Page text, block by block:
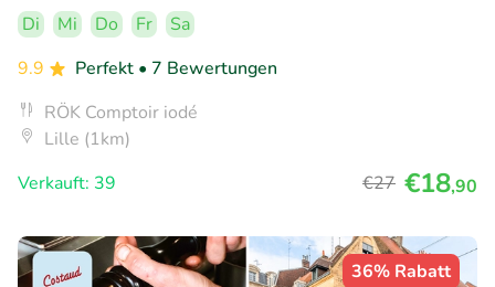
Di Mi Do Fr
Sa
9.9
Perfekt • 7 Bewertungen
RÖK Comptoir iodé
Lille (1km)
Verkauft: 39
€27 €18,90
36% Rabatt